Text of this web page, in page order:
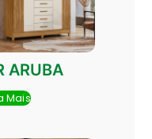
ARUBA
Mais